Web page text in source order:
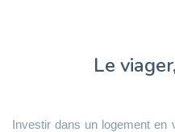
Le
Investir dans un logement en